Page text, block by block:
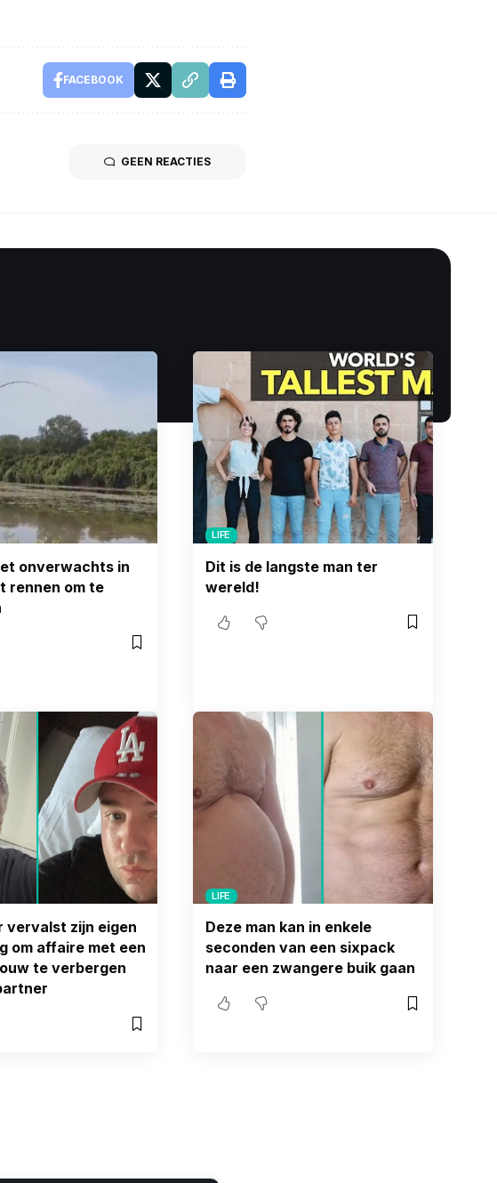
FACEBOOK
GEEN REACTIES
onverwachts in
rennen om te
LIFE
Dit is de langste man ter
wereld!
vervalst zijn eigen
om affaire met een
te verbergen
LIFE
Deze man kan in enkele
seconden van een sixpack
naar een zwangere buik gaan